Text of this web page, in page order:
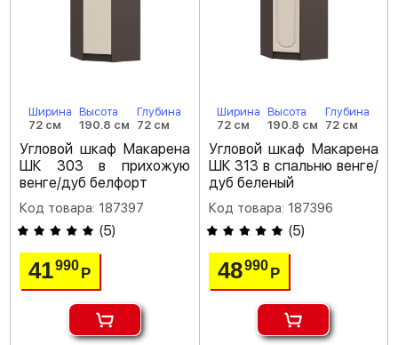
Ширина
72 см
Высота
190.8 см
Глубина
72 см
Угловой шкаф Макарена
ШК 303 в прихожую
венге/дуб белфорт
Код товара: 187397
(5)
41990Р
Ширина
72 см
Высота
190.8 см
Глубина
72 см
Угловой шкаф Макарена
ШК 313 в спальню венге/
дуб беленый
Код товара: 187396
(5)
48990 Р